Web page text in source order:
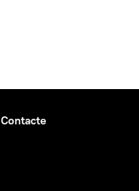
Contacte